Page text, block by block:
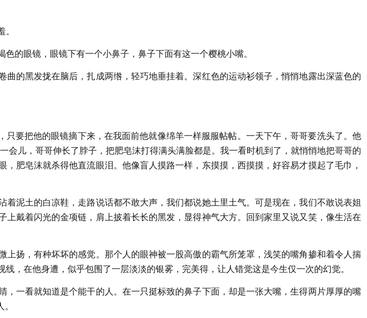
眼镜，眼镜下有一个小鼻子，鼻子下面有这一个樱桃小嘴。
的黑发拢在脑后，扎成两绺，轻巧地垂挂着。深红色的运动衫领子，悄悄地露出深蓝色的
要把他的眼镜摘下来，在我面前他就像绵羊一样服服帖帖。一天下午，哥哥要洗头了。他
儿，哥哥伸长了脖子，把肥皂沫打得满头满脸都是。我一看时机到了，就悄悄地把哥哥的
肥皂沫就杀得他直流眼泪。他像盲人摸路一样，东摸摸，西摸摸，好容易才摸起了毛巾，
泥土的白凉鞋，走路说话都不敢大声，我们都说她土里土气。可是现在，我们不敢说表姐
戴着闪光的金项链，肩上披着长长的黑发，显得神气大方。回到家里又说又笑，像生活在
扬，有种坏坏的感觉。那个人的眼神被一股高傲的霸气所笼罩，浅笑的嘴角掺和着令人揣
，在他身遭，似乎包围了一层淡淡的银雾，完美得，让人错觉这是今生仅一次的幻觉。
一看就知道是个能干的人。在一只挺标致的鼻子下面，却是一张大嘴，生得两片厚厚的嘴